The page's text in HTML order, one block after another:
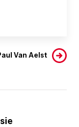
Van Aelst